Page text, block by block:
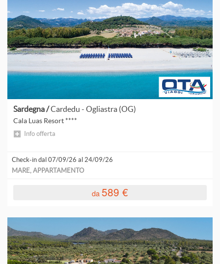
Sardegna /Cardedu - Ogliastra (OG)
Cala Luas Resort ****
Info offerta
Check-in dal 07/09/26 al 24/09/26
MARE, APPARTAMENTO
da 589 €